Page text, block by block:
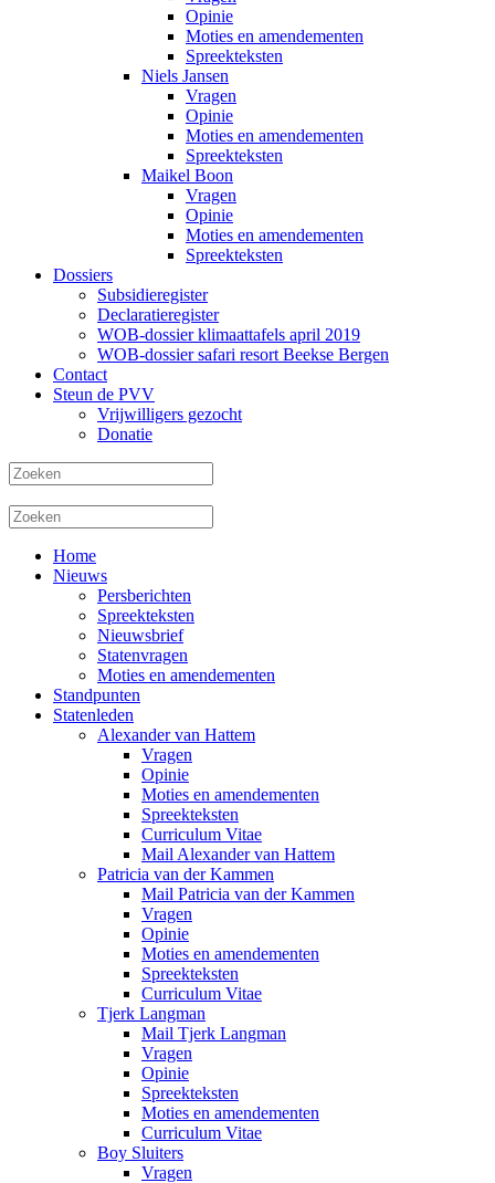
Opinie
Moties en amendementen
Spreekteksten
Niels Jansen
Vragen
Opinie
Moties en amendementen
Spreekteksten
Maikel Boon
Vragen
Opinie
Moties en amendementen
Spreekteksten
Dossiers
Subsidieregister
Declaratieregister
WOB-dossier klimaattafels april 2019
WOB-dossier safari resort Beekse Bergen
Contact
Steun de PVV
Vrijwilligers gezocht
Donatie
Home
Nieuws
Persberichten
Spreekteksten
Nieuwsbrief
Statenvragen
Moties en amendementen
Standpunten
Statenleden
Alexander van Hattem
Vragen
Opinie
Moties en amendementen
Spreekteksten
Curriculum Vitae
Mail Alexander van Hattem
Patricia van der Kammen
Mail Patricia van der Kammen
Vragen
Opinie
Moties en amendementen
Spreekteksten
Curriculum Vitae
Tjerk Langman
Mail Tjerk Langman
Vragen
Opinie
Spreekteksten
Moties en amendementen
Curriculum Vitae
Boy Sluiters
Vragen